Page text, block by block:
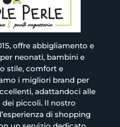
offre abbigliamento e
neonati, bambini e
stile, comfort e
i migliori brand per
adattandoci alle
piccoli. Il nostro
di shopping